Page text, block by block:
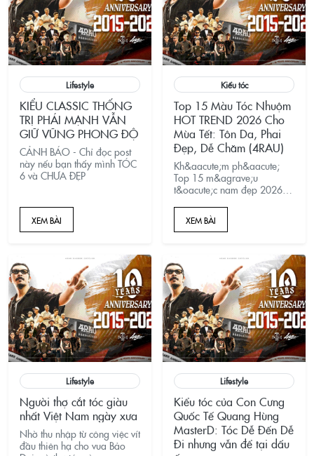
Lifestyle
KIỂU CLASSIC THỐNG
TRỊ PHÁI MẠNH VẪN
GIỮ VŨNG PHONG ĐỘ
CẢNH BÁO - Chỉ đọc post
này nếu bạn thấy mình TÓC
6 và CHƯA ĐẸP
XEM BÀI
Kiểu tóc
Top 15 Màu Tóc Nhuộm
HOT TREND 2026 Cho
Mùa Tết: Tôn Da, Phai
Đẹp, Dễ Chăm (4RAU)
Kh&aacute;m ph&aacute;
Top 15 m&agrave;u
t&oacute;c nam đẹp 2026
n&agrave;y tại 4RAU. Tuyển
tập c&aacute;c m&agrave;u
nhuộm t&ocirc;n da ngăm,
v&agrave; cực kỳ dễ chăm
s&oacute;c cho anh em.
XEM BÀI
Lifestyle
Người thợ cắt tóc giàu
nhất Việt Nam ngày xưa
Nhờ thu nhập từ công việc vít
đầu thiên hạ cho vua Bảo
Lifestyle
Kiểu tóc của Con Cưng
Quốc Tế Quang Hùng
MasterD: Tóc Dễ Đến Dễ
Đi nhưng vẫn để tại dấu